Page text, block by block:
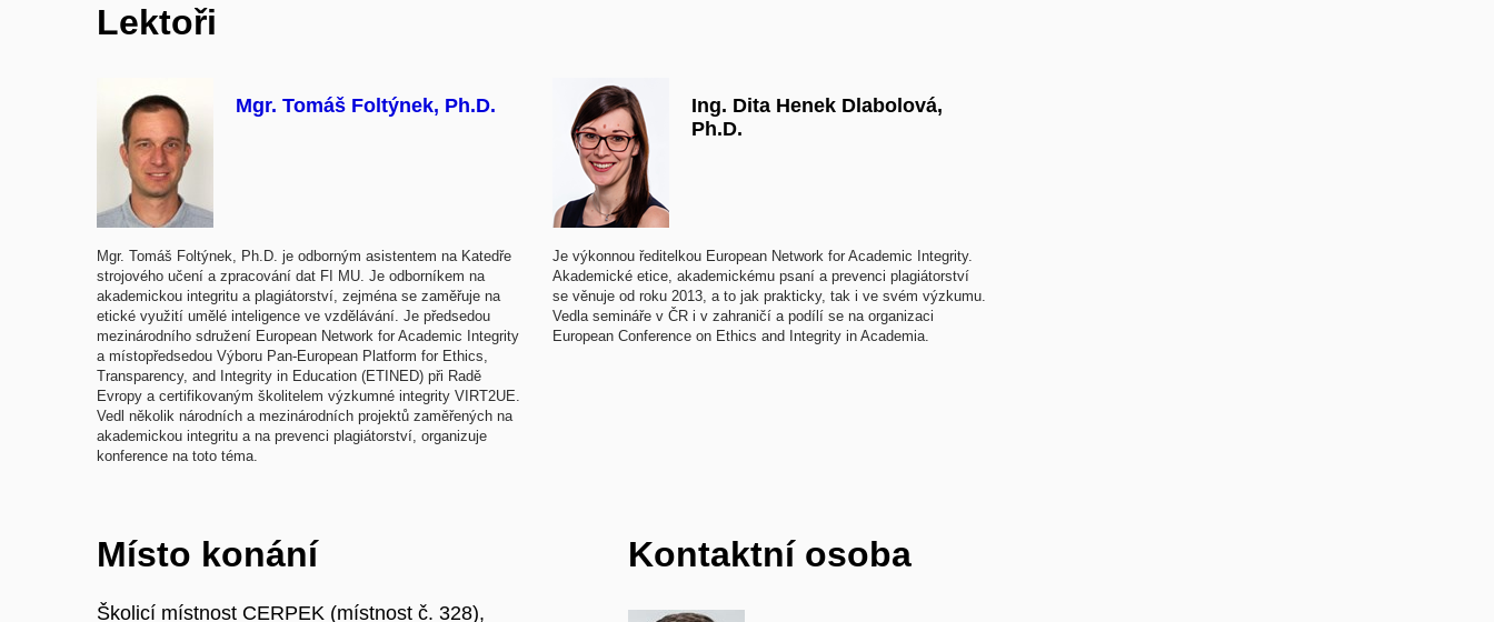
Lektoři
Mgr. Tomáš Foltýnek, Ph.D.
Mgr. Tomáš Foltýnek, Ph.D. je odborným asistentem na Katedře
strojového učení a zpracování dat FI MU. Je odborníkem na
akademickou integritu a plagiátorství, zejména se zaměřuje na
etické využití umělé inteligence ve vzdělávání. Je předsedou
mezinárodního sdružení European Network for Academic Integrity
a místopředsedou Výboru Pan-European Platform for Ethics,
Transparency, and Integrity in Education (ETINED) při Radě
Evropy a certifikovaným školitelem výzkumné integrity VIRT2UE.
Vedl několik národních a mezinárodních projektů zaměřených na
akademickou integritu a na prevenci plagiátorství, organizuje
konference na toto téma.
Ing. Dita Henek Dlabolová,
Ph.D.
Je výkonnou ředitelkou European Network for Academic Integrity.
Akademické etice, akademickému psaní a prevenci plagiátorství
se věnuje od roku 2013, a to jak prakticky, tak i ve svém výzkumu.
Vedla semináře v ČR i v zahraničí a podílí se na organizaci
European Conference on Ethics and Integrity in Academia.
Místo konání
Školicí místnost CERPEK (místnost č. 328),
Kontaktní osoba